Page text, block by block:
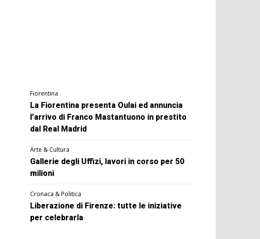
Fiorentina
La Fiorentina presenta Oulai ed annuncia
l’arrivo di Franco Mastantuono in prestito
dal Real Madrid
Arte & Cultura
Gallerie degli Uffizi, lavori in corso per 50
milioni
Cronaca & Politica
Liberazione di Firenze: tutte le iniziative
per celebrarla